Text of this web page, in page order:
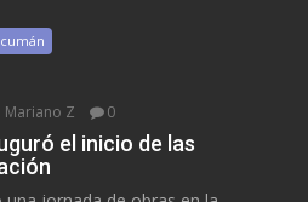
Mariano Z 0
el inicio de las